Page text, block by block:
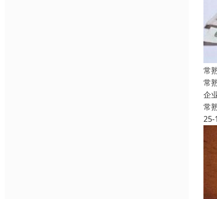
常
常
企
常
25-